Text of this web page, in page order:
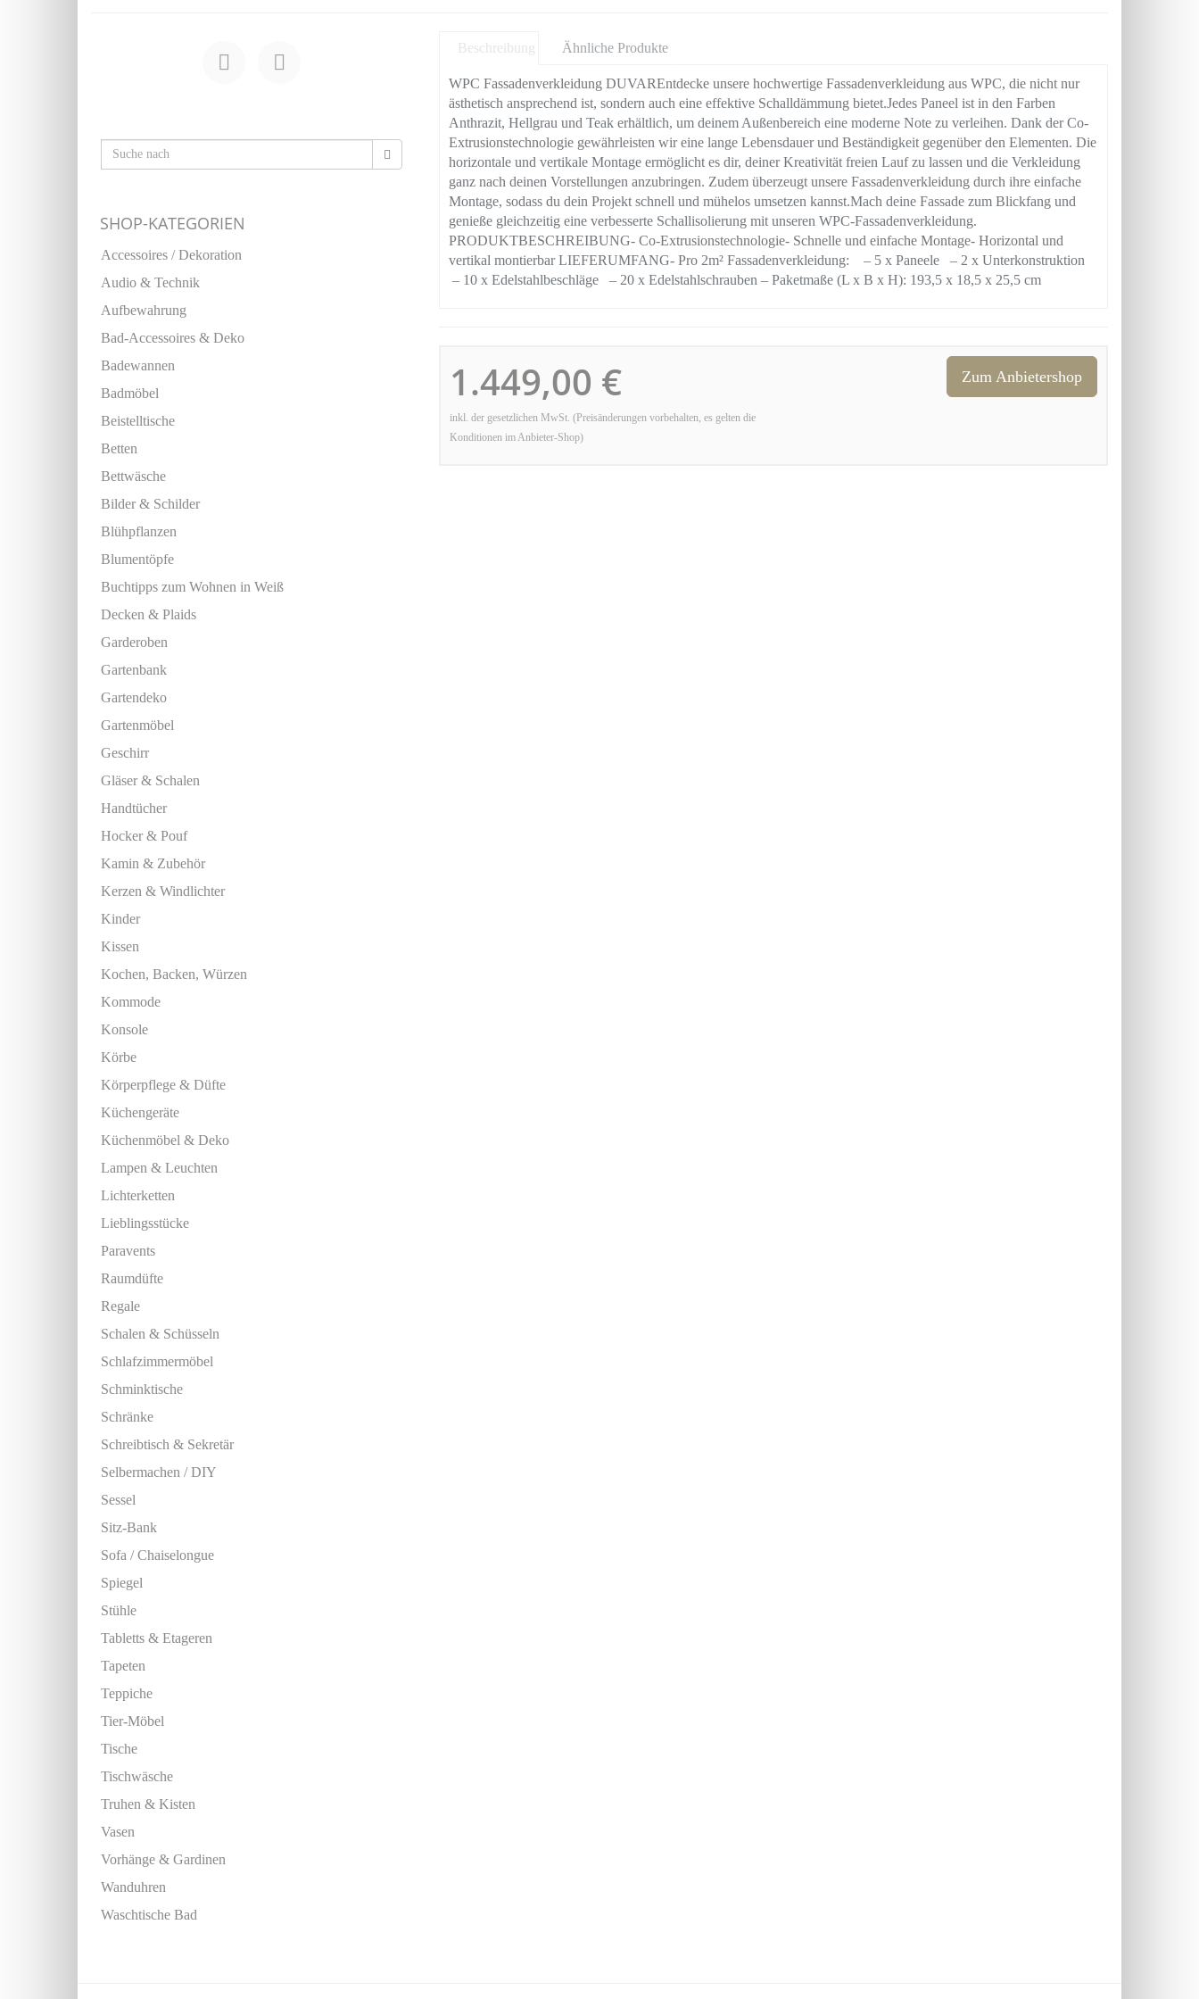
Beschreibung Ähnliche Produkte
WPC Fassadenverkleidung DUVAREntdecke unsere hochwertige Fassadenverkleidung aus WPC, die nicht nur
ästhetisch ansprechend ist, sondern auch eine effektive Schalldämmung bietet.Jedes Paneel ist in den Farben
Anthrazit, Hellgrau und Teak erhältlich, um deinem Außenbereich eine moderne Note zu verleihen. Dank der Co-
Extrusionstechnologie gewährleisten wir eine lange Lebensdauer und Beständigkeit gegenüber den Elementen. Die
horizontale und vertikale Montage ermöglicht es dir, deiner Kreativität freien Lauf zu lassen und die Verkleidung
ganz nach deinen Vorstellungen anzubringen. Zudem überzeugt unsere Fassadenverkleidung durch ihre einfache
Montage, sodass du dein Projekt schnell und mühelos umsetzen kannst.Mach deine Fassade zum Blickfang und
genieße gleichzeitig eine verbesserte Schallisolierung mit unseren WPC-Fassadenverkleidung.
PRODUKTBESCHREIBUNG- Co-Extrusionstechnologie- Schnelle und einfache Montage- Horizontal und
vertikal montierbar LIEFERUMFANG- Pro 2m² Fassadenverkleidung: – 5 x Paneele – 2 x Unterkonstruktion
– 10 x Edelstahlbeschläge – 20 x Edelstahlschrauben – Paketmaße (L x B x H): 193,5 x 18,5 x 25,5 cm
1.449,00 €
inkl. der gesetzlichen MwSt. (Preisänderungen vorbehalten, es gelten die
Konditionen im Anbieter-Shop)
Zum Anbietershop
SHOP-KATEGORIEN
Accessoires / Dekoration
Audio & Technik
Aufbewahrung
Bad-Accessoires & Deko
Badewannen
Badmöbel
Beistelltische
Betten
Bettwäsche
Bilder & Schilder
Blühpflanzen
Blumentöpfe
Buchtipps zum Wohnen in Weiß
Decken & Plaids
Garderoben
Gartenbank
Gartendeko
Gartenmöbel
Geschirr
Gläser & Schalen
Handtücher
Hocker & Pouf
Kamin & Zubehör
Kerzen & Windlichter
Kinder
Kissen
Kochen, Backen, Würzen
Kommode
Konsole
Körbe
Körperpflege & Düfte
Küchengeräte
Küchenmöbel & Deko
Lampen & Leuchten
Lichterketten
Lieblingsstücke
Paravents
Raumdüfte
Regale
Schalen & Schüsseln
Schlafzimmermöbel
Schminktische
Schränke
Schreibtisch & Sekretär
Selbermachen / DIY
Sessel
Sitz-Bank
Sofa / Chaiselongue
Spiegel
Stühle
Tabletts & Etageren
Tapeten
Teppiche
Tier-Möbel
Tische
Tischwäsche
Truhen & Kisten
Vasen
Vorhänge & Gardinen
Wanduhren
Waschtische Bad